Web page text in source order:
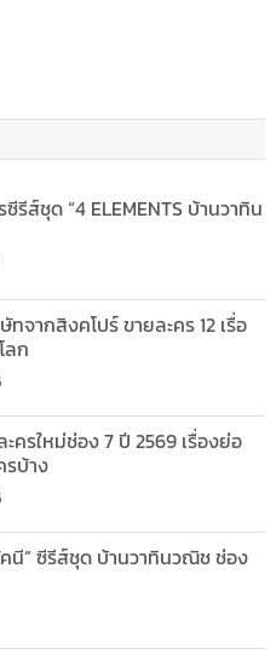
รีส์ชุด “4 ELEMENTS บ้านวาทิน
จากสิงคโปร์ ขายละคร 12 เรื่อ
ลก
ครใหม่ช่อง 7 ปี 2569 เรื่องย่อ
รบ้าง
คนี” ซีรีส์ชุด บ้านวาทินวณิช ช่อง